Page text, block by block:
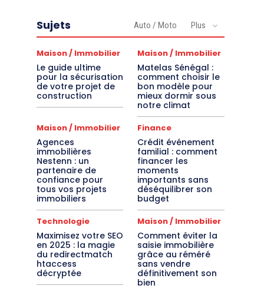
Sujets Auto / Moto Plus
Maison / Immobilier
Le guide ultime
pour la sécurisation
de votre projet de
construction
Maison / Immobilier
Matelas Sénégal :
comment choisir le
bon modèle pour
mieux dormir sous
notre climat
Maison / Immobilier
Agences
immobilières
Nestenn : un
partenaire de
confiance pour
tous vos projets
immobiliers
Finance
Crédit événement
familial : comment
financer les
moments
importants sans
déséquilibrer son
budget
Technologie
Maximisez votre SEO
en 2025 : la magie
du redirectmatch
htaccess
décryptée
Maison / Immobilier
Comment éviter la
saisie immobilière
grâce au réméré
sans vendre
définitivement son
bien